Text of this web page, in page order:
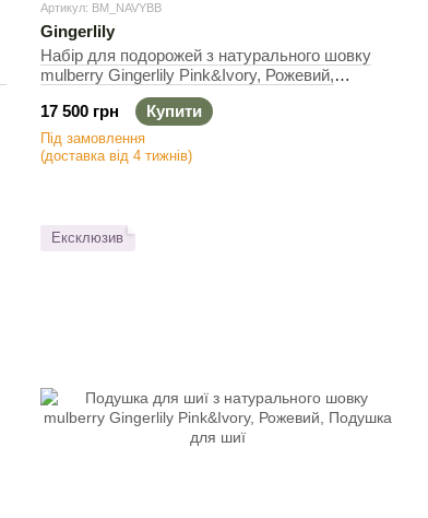
Артикул: BM_NAVYBВ
Gingerlily
Набір для подорожей з натурального шовку
mulberry Gingerlily Pink&Ivory, Рожевий,
Дорожній набір
17 500 грн
Купити
Під замовлення
(доставка від 4 тижнів)
Ексклюзив